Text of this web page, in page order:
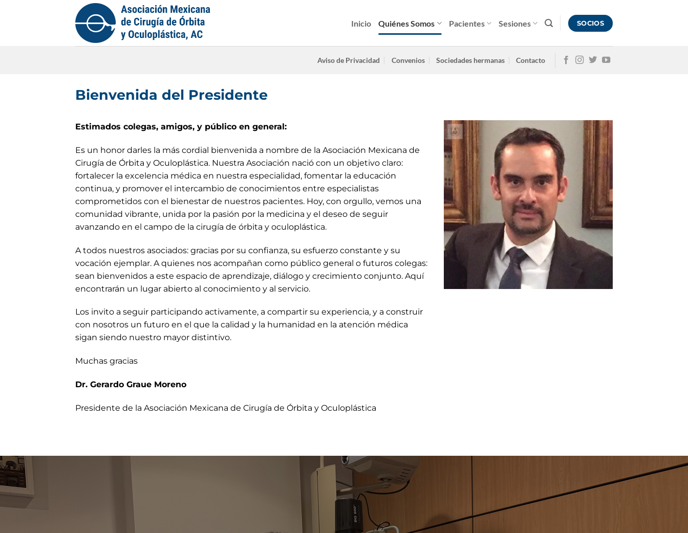
Inicio Quiénes Somos Pacientes Sesiones SOCIOS
Aviso de Privacidad Convenios Sociedades hermanas Contacto
Bienvenida del Presidente
Estimados colegas, amigos, y público en general:
Es un honor darles la más cordial bienvenida a nombre de la Asociación Mexicana de
Cirugía de Órbita y Oculoplástica. Nuestra Asociación nació con un objetivo claro:
fortalecer la excelencia médica en nuestra especialidad, fomentar la educación
continua, y promover el intercambio de conocimientos entre especialistas
comprometidos con el bienestar de nuestros pacientes. Hoy, con orgullo, vemos una
comunidad vibrante, unida por la pasión por la medicina y el deseo de seguir
avanzando en el campo de la cirugía de órbita y oculoplástica.
A todos nuestros asociados: gracias por su confianza, su esfuerzo constante y su
vocación ejemplar. A quienes nos acompañan como público general o futuros colegas:
sean bienvenidos a este espacio de aprendizaje, diálogo y crecimiento conjunto. Aquí
encontrarán un lugar abierto al conocimiento y al servicio.
Los invito a seguir participando activamente, a compartir su experiencia, y a construir
con nosotros un futuro en el que la calidad y la humanidad en la atención médica
sigan siendo nuestro mayor distintivo.
Muchas gracias
Dr. Gerardo Graue Moreno
Presidente de la Asociación Mexicana de Cirugía de Órbita y Oculoplástica